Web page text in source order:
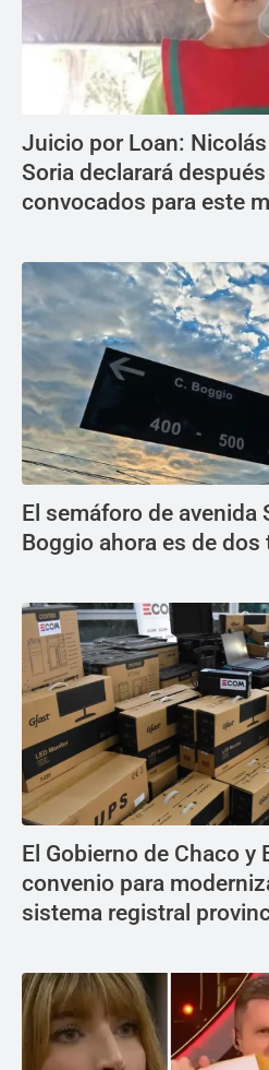
Juicio por Loan:
Soria declarará
convocados para este
El semáforo de avenida
Boggio ahora es de
El Gobierno de Chaco y
convenio para
sistema registral